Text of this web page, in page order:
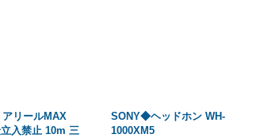
リールMAX
入禁止 10m 三
SONY◆ヘッドホン WH-
1000XM5